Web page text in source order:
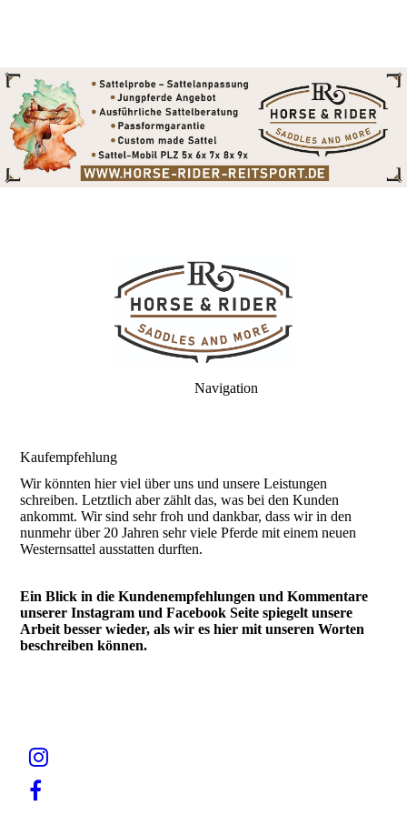
Navigation
Kaufempfehlung
Wir könnten hier viel über uns und unsere Leistungen
schreiben. Letztlich aber zählt das, was bei den Kunden
ankommt. Wir sind sehr froh und dankbar, dass wir in den
nunmehr über 20 Jahren sehr viele Pferde mit einem neuen
Westernsattel ausstatten durften.
Ein Blick in die Kundenempfehlungen und Kommentare
unserer Instagram und Facebook Seite spiegelt unsere
Arbeit besser wieder, als wir es hier mit unseren Worten
beschreiben können.